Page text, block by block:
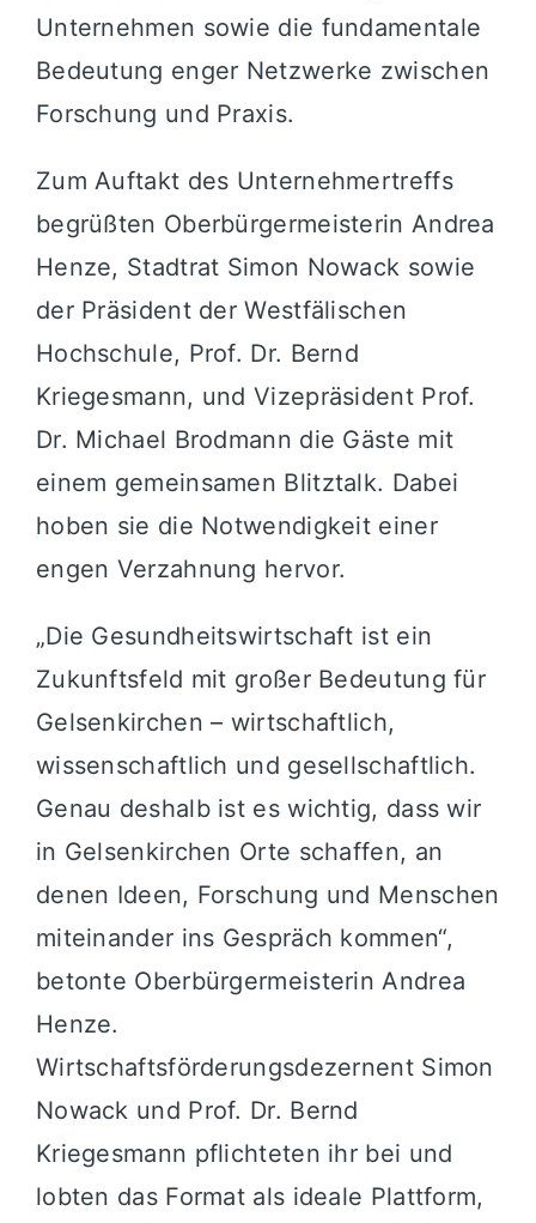
Unternehmen sowie die fundamentale
Bedeutung enger Netzwerke zwischen
Forschung und Praxis.
Zum Auftakt des Unternehmertreffs
begrüßten Oberbürgermeisterin Andrea
Henze, Stadtrat Simon Nowack sowie
der Präsident der Westfälischen
Hochschule, Prof. Dr. Bernd
Kriegesmann, und Vizepräsident Prof.
Dr. Michael Brodmann die Gäste mit
einem gemeinsamen Blitztalk. Dabei
hoben sie die Notwendigkeit einer
engen Verzahnung hervor.
„Die Gesundheitswirtschaft ist ein
Zukunftsfeld mit großer Bedeutung für
Gelsenkirchen – wirtschaftlich,
wissenschaftlich und gesellschaftlich.
Genau deshalb ist es wichtig, dass wir
in Gelsenkirchen Orte schaffen, an
denen Ideen, Forschung und Menschen
miteinander ins Gespräch kommen“,
betonte Oberbürgermeisterin Andrea
Henze.
Wirtschaftsförderungsdezernent Simon
Nowack und Prof. Dr. Bernd
Kriegesmann pflichteten ihr bei und
lobten das Format als ideale Plattform,